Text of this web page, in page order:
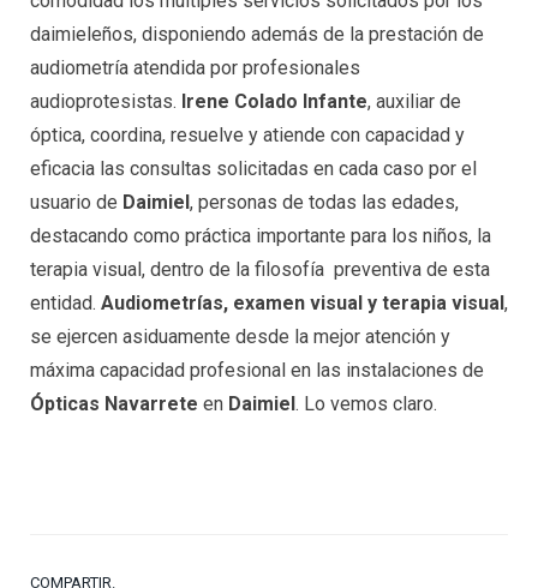
daimieleños, disponiendo además de la prestación de
audiometría atendida por profesionales
audioprotesistas. Irene Colado Infante, auxiliar de
óptica, coordina, resuelve y atiende con capacidad y
eficacia las consultas solicitadas en cada caso por el
usuario de Daimiel, personas de todas las edades,
destacando como práctica importante para los niños, la
terapia visual, dentro de la filosofía preventiva de esta
entidad. Audiometrías, examen visual y terapia visual,
se ejercen asiduamente desde la mejor atención y
máxima capacidad profesional en las instalaciones de
Ópticas Navarrete en Daimiel. Lo vemos claro.
COMPARTIR.